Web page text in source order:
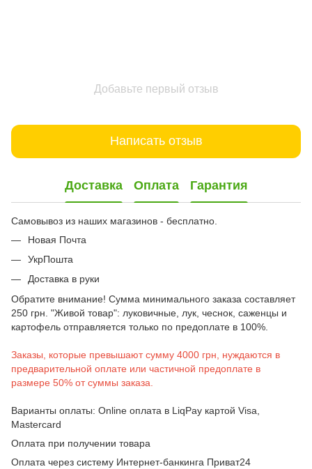
Добавьте первый отзыв
Написать отзыв
Доставка Оплата Гарантия
Самовывоз из наших магазинов - бесплатно.
Новая Почта
УкрПошта
Доставка в руки
Обратите внимание! Сумма минимального заказа составляет
250 грн. "Живой товар": луковичные, лук, чеснок, саженцы и
картофель отправляется только по предоплате в 100%.
Заказы, которые превышают сумму 4000 грн, нуждаются в
предварительной оплате или частичной предоплате в
размере 50% от суммы заказа.
Варианты оплаты: Online оплата в LiqPay картой Visa,
Mastercard
Оплата при получении товара
Оплата через систему Интернет-банкинга Приват24